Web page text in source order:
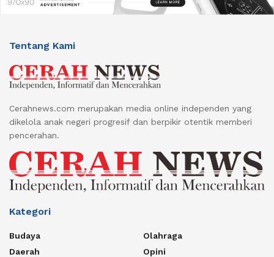
Tentang Kami
Cerahnews.com merupakan media online independen yang
dikelola anak negeri progresif dan berpikir otentik memberi
pencerahan.
Kategori
Budaya
Daerah
Olahraga
Opini